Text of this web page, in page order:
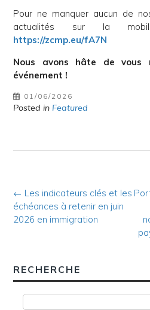
Pour ne manquer aucun de
actualités sur la
https://zcmp.eu/fA7N
Nous avons hâte de
événement !
01/06/2026
Posted in Featured
Post
navigation
← Les indicateurs clés et les
échéances à retenir en juin
2026 en immigration
RECHERCHE